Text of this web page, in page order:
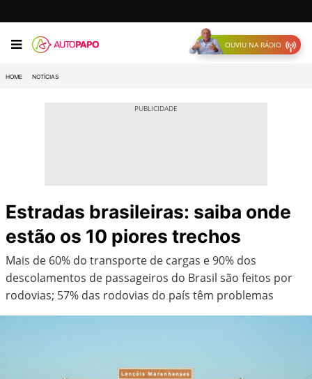
OUVIU NA RÁDIO
HOME NOTÍCIAS
Estradas brasileiras: saiba onde
estão os 10 piores trechos
Mais de 60% do transporte de cargas e 90% dos
descolamentos de passageiros do Brasil são feitos por
rodovias; 57% das rodovias do país têm problemas